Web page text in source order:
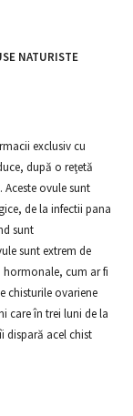
NATURISTE
exclusiv cu
după o reţetă
ovule sunt
de la infectii pana
sunt
sunt extrem de
hormonale, cum ar fi
chisturile ovariene
care în trei luni de la
dispară acel chist